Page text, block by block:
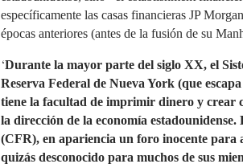
específicamente las casas financieras JP
épocas anteriores (antes de la fusión de su
‘Durante la mayor parte del siglo XX, el
Reserva Federal de Nueva York (que
tiene la facultad de imprimir dinero y crear
la dirección de la economía
(CFR), en apariencia un foro inocente para
quizás desconocido para muchos de sus